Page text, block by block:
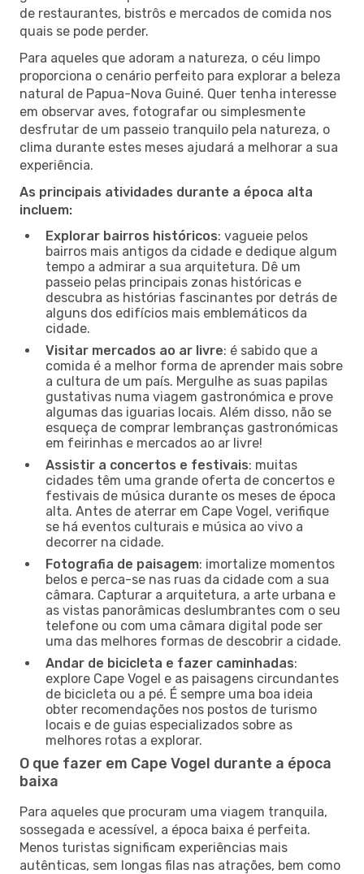
de restaurantes, bistrôs e mercados de comida nos
quais se pode perder.
Para aqueles que adoram a natureza, o céu limpo
proporciona o cenário perfeito para explorar a beleza
natural de Papua-Nova Guiné. Quer tenha interesse
em observar aves, fotografar ou simplesmente
desfrutar de um passeio tranquilo pela natureza, o
clima durante estes meses ajudará a melhorar a sua
experiência.
As principais atividades durante a época alta
incluem:
Explorar bairros históricos: vagueie pelos
bairros mais antigos da cidade e dedique algum
tempo a admirar a sua arquitetura. Dê um
passeio pelas principais zonas históricas e
descubra as histórias fascinantes por detrás de
alguns dos edifícios mais emblemáticos da
cidade.
Visitar mercados ao ar livre: é sabido que a
comida é a melhor forma de aprender mais sobre
a cultura de um país. Mergulhe as suas papilas
gustativas numa viagem gastronómica e prove
algumas das iguarias locais. Além disso, não se
esqueça de comprar lembranças gastronómicas
em feirinhas e mercados ao ar livre!
Assistir a concertos e festivais: muitas
cidades têm uma grande oferta de concertos e
festivais de música durante os meses de época
alta. Antes de aterrar em Cape Vogel, verifique
se há eventos culturais e música ao vivo a
decorrer na cidade.
Fotografia de paisagem: imortalize momentos
belos e perca-se nas ruas da cidade com a sua
câmara. Capturar a arquitetura, a arte urbana e
as vistas panorâmicas deslumbrantes com o seu
telefone ou com uma câmara digital pode ser
uma das melhores formas de descobrir a cidade.
Andar de bicicleta e fazer caminhadas:
explore Cape Vogel e as paisagens circundantes
de bicicleta ou a pé. É sempre uma boa ideia
obter recomendações nos postos de turismo
locais e de guias especializados sobre as
melhores rotas a explorar.
O que fazer em Cape Vogel durante a época
baixa
Para aqueles que procuram uma viagem tranquila,
sossegada e acessível, a época baixa é perfeita.
Menos turistas significam experiências mais
autênticas, sem longas filas nas atrações, bem como